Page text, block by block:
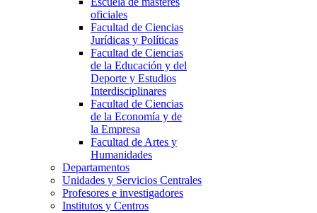
oficiales
Facultad de Ciencias
Jurídicas y Políticas
Facultad de Ciencias
de la Educación y del
Deporte y Estudios
Interdisciplinares
Facultad de Ciencias
de la Economía y de
la Empresa
Facultad de Artes y
Humanidades
Departamentos
Unidades y Servicios Centrales
Profesores e investigadores
Institutos y Centros